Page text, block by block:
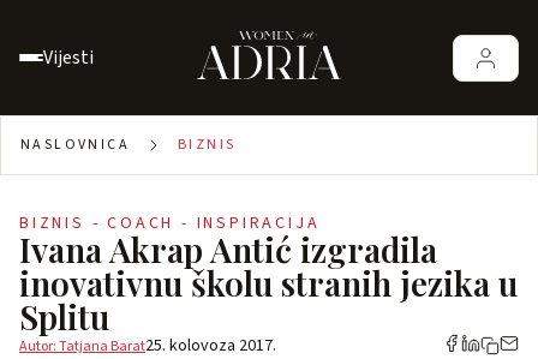
Vijesti
NASLOVNICA BIZNIS
BIZNIS - COACH - INSPIRACIJA
Ivana Akrap Antić izgradila
inovativnu školu stranih jezika u
Splitu
Autor: Tatjana Barat25. kolovoza 2017.